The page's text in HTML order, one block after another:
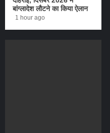
बांग्लादेश लौटने का किया ऐलान
1 hour ago